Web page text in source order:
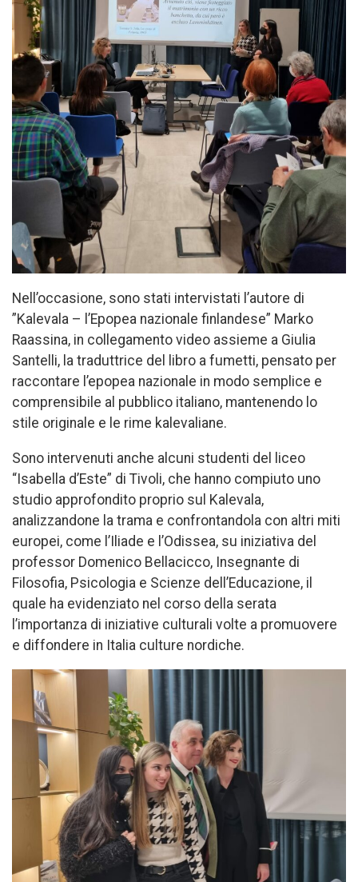
Nell’occasione, sono stati intervistati l’autore di
”Kalevala – l’Epopea nazionale finlandese” Marko
Raassina, in collegamento video assieme a Giulia
Santelli, la traduttrice del libro a fumetti, pensato per
raccontare l’epopea nazionale in modo semplice e
comprensibile al pubblico italiano, mantenendo lo
stile originale e le rime kalevaliane.
Sono intervenuti anche alcuni studenti del liceo
“Isabella d’Este” di Tivoli, che hanno compiuto uno
studio approfondito proprio sul Kalevala,
analizzandone la trama e confrontandola con altri miti
europei, come l’Iliade e l’Odissea, su iniziativa del
professor Domenico Bellacicco, Insegnante di
Filosofia, Psicologia e Scienze dell’Educazione, il
quale ha evidenziato nel corso della serata
l’importanza di iniziative culturali volte a promuovere
e diffondere in Italia culture nordiche.